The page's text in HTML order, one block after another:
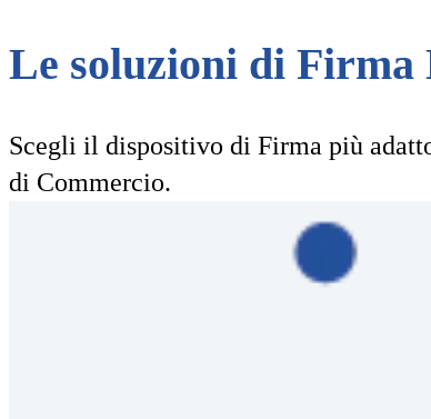
Le soluzioni di Firma
Scegli il dispositivo di Firma più
di Commercio.